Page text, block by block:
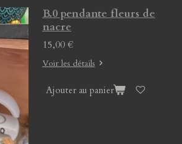
B.0 pendante fleurs de
nacre
15,00 €
Voir les détails
Ajouter au panier